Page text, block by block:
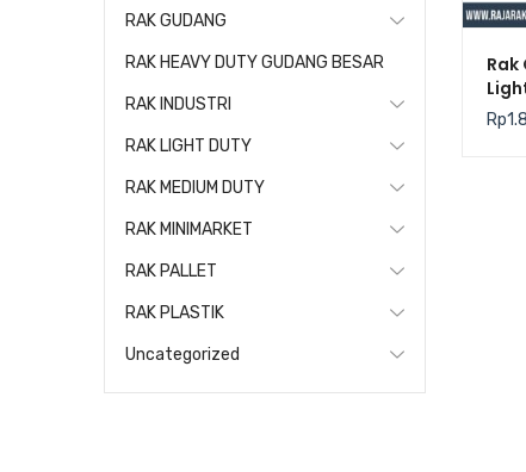
Rp
RAK GUDANG
RAK HEAVY DUTY GUDANG BESAR
RAK INDUSTRI
RAK LIGHT DUTY
RAK MEDIUM DUTY
RAK MINIMARKET
RAK PALLET
RAK PLASTIK
Uncategorized